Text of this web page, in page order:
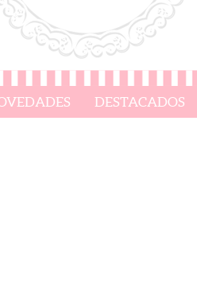
DESTACADOS